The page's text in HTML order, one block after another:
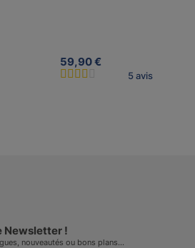
59,90 €
5 avis
Newsletter !
nouveautés ou bons plans…